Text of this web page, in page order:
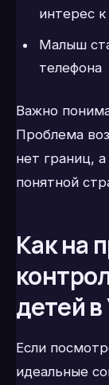
интерес
Малыш
телефона
Важно
Проблема
нет границ,
понятной
Как на
детей
Если
идеальные